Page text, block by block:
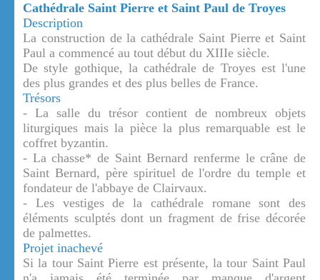
Cathédrale Saint Pierre et Saint Paul de Troyes
Description
La construction de la cathédrale Saint Pierre et Saint
Paul a commencé au tout début du XIIIe siècle.
De style gothique, la cathédrale de Troyes est l'une
des plus grandes et des plus belles de France.
Trésors
- La salle du trésor contient de nombreux objets
liturgiques mais la pièce la plus remarquable est le
coffret byzantin.
- La chasse* de Saint Bernard renferme le crâne de
Saint Bernard, père spirituel de l'ordre du temple et
fondateur de l'abbaye de Clairvaux.
- Les vestiges de la cathédrale romane sont des
éléments sculptés dont un fragment de frise décorée
de palmettes.
Projet inachevé
Si la tour Saint Pierre est présente, la tour Saint Paul